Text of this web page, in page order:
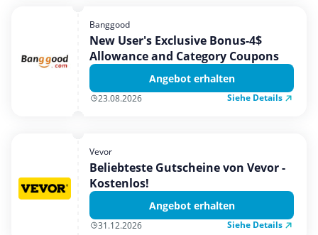
Banggood
New User's Exclusive Bonus-4$
Allowance and Category Coupons
Angebot erhalten
23.08.2026 Siehe Details
Vevor
Beliebteste Gutscheine von Vevor -
Kostenlos!
Angebot erhalten
31.12.2026 Siehe Details